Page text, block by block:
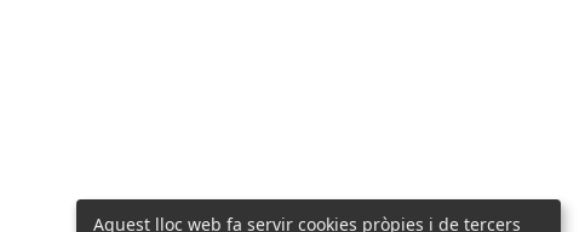
Aquest lloc web fa servir cookies pròpies i de tercers